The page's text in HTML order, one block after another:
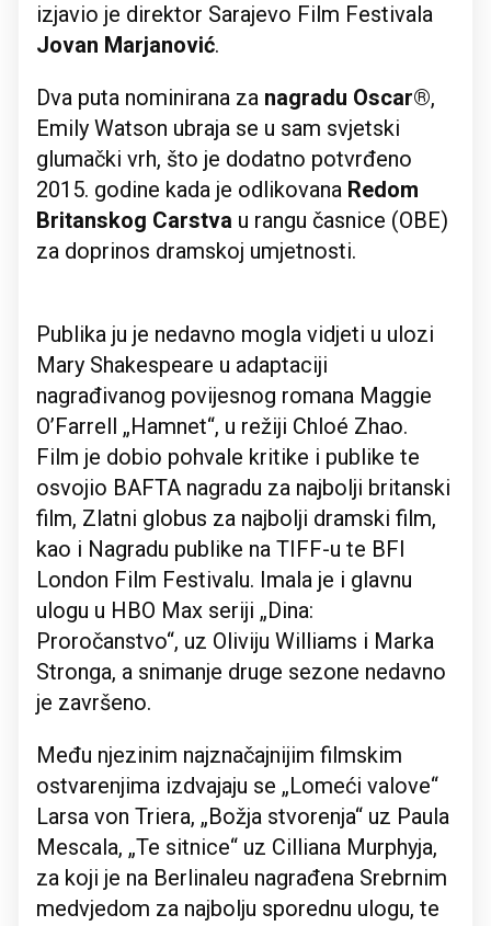
izjavio je direktor Sarajevo Film Festivala
Jovan Marjanović.
Dva puta nominirana za nagradu Oscar®,
Emily Watson ubraja se u sam svjetski
glumački vrh, što je dodatno potvrđeno
2015. godine kada je odlikovana Redom
Britanskog Carstva u rangu časnice (OBE)
za doprinos dramskoj umjetnosti.
Publika ju je nedavno mogla vidjeti u ulozi
Mary Shakespeare u adaptaciji
nagrađivanog povijesnog romana Maggie
O’Farrell „Hamnet“, u režiji Chloé Zhao.
Film je dobio pohvale kritike i publike te
osvojio BAFTA nagradu za najbolji britanski
film, Zlatni globus za najbolji dramski film,
kao i Nagradu publike na TIFF-u te BFI
London Film Festivalu. Imala je i glavnu
ulogu u HBO Max seriji „Dina:
Proročanstvo“, uz Oliviju Williams i Marka
Stronga, a snimanje druge sezone nedavno
je završeno.
Među njezinim najznačajnijim filmskim
ostvarenjima izdvajaju se „Lomeći valove“
Larsa von Triera, „Božja stvorenja“ uz Paula
Mescala, „Te sitnice“ uz Cilliana Murphyja,
za koji je na Berlinaleu nagrađena Srebrnim
medvjedom za najbolju sporednu ulogu, te